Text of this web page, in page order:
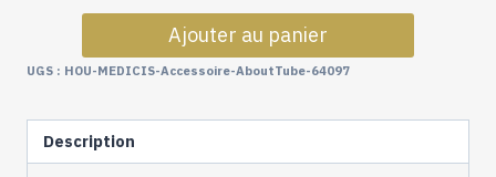
de
Tringles
à
Collection
Ajouter au panier
UGS : HOU-MEDICIS-Accessoire-AboutTube-64097
Description